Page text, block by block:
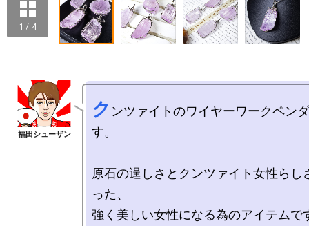
1 / 4
ク ンツァイトのワイヤーワークペン
す。
原石の逞しさとクンツァイト女性らし
った、